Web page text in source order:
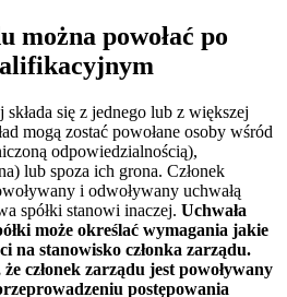
można powołać po
składa się z jednego lub z większej
mogą zostać powołane osoby wśród
odpowiedzialnością),
lub spoza ich grona. Członek
i odwoływany uchwałą
spółki stanowi inaczej. Uchwała
może określać wymagania jakie
na stanowisko członka zarządu.
członek zarządu jest powoływany
postępowania